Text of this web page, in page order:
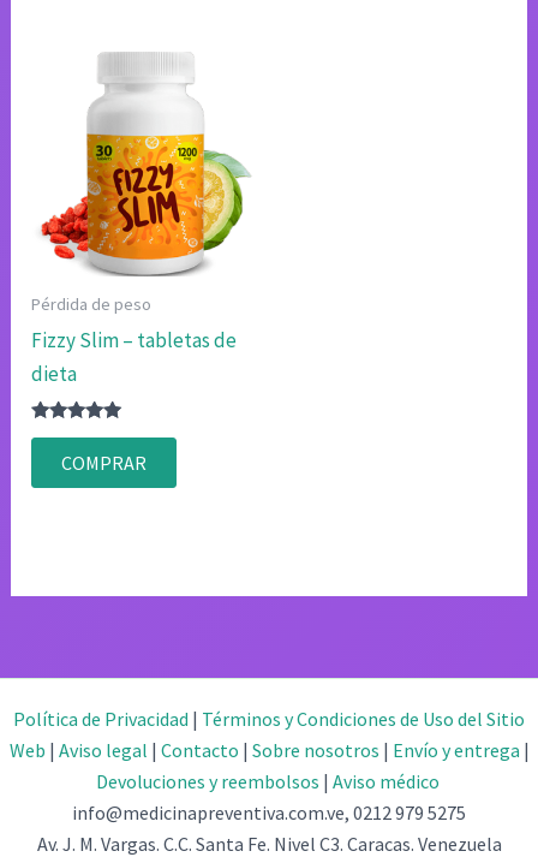
Pérdida de peso
Fizzy Slim – tabletas de
dieta
Valorado
4.80
de 5
COMPRAR
Política de Privacidad | Términos y Condiciones de Uso del Sitio
Web | Aviso legal | Contacto | Sobre nosotros | Envío y entrega |
Devoluciones y reembolsos | Aviso médico
info@medicinapreventiva.com.ve, 0212 979 5275
Av. J. M. Vargas. C.C. Santa Fe. Nivel C3. Caracas. Venezuela